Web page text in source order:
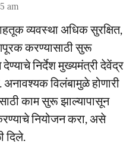
am
व्यवस्था अधिक सुरक्षित,
करण्यासाठी सुरू
निर्देश मुख्यमंत्री देवेंद्र
विलंबामुळे होणारी
काम सुरू झाल्यापासून
नियोजन करा, असे
दिले.